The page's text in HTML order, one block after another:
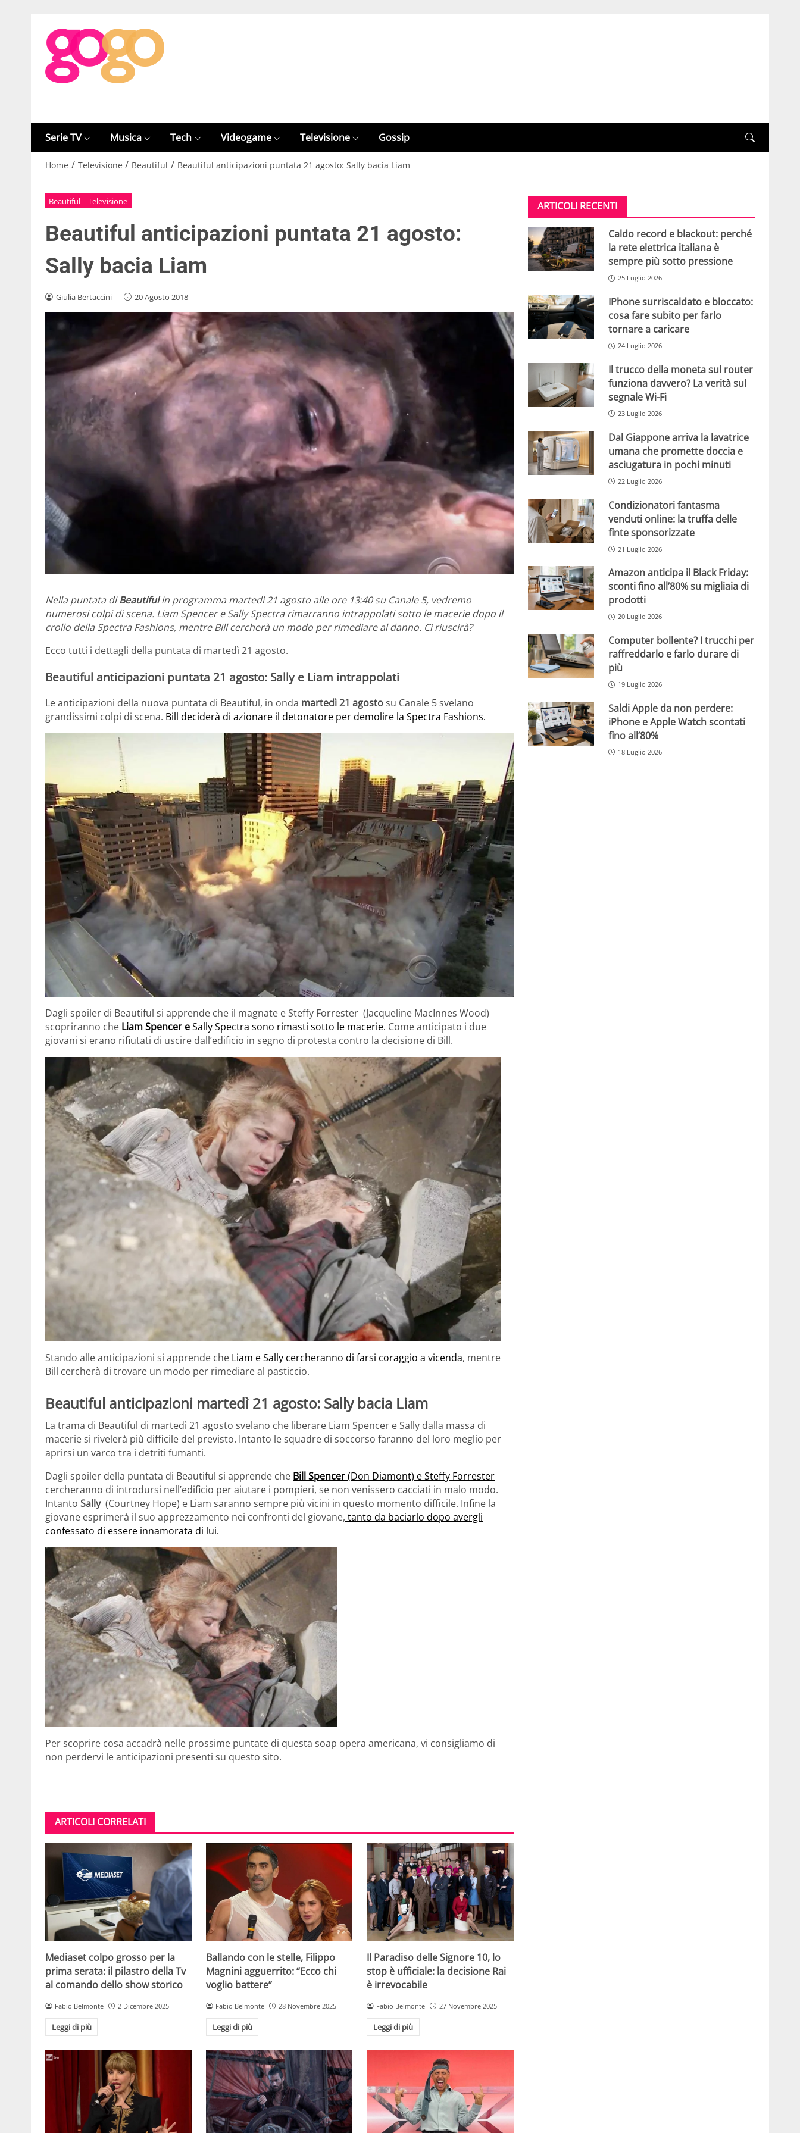
Serie TV Musica Tech Videogame Televisione Gossip
Home / Televisione / Beautiful / Beautiful anticipazioni puntata 21 agosto: Sally bacia Liam
Beautiful Televisione
Beautiful anticipazioni puntata 21 agosto:
Sally bacia Liam
Giulia Bertaccini - 20 Agosto 2018
Nella puntata diBeautifulin programma martedì 21 agosto alle ore 13:40 su Canale 5, vedremo
numerosi colpi di scena. Liam Spencer e Sally Spectra rimarranno intrappolati sotto le macerie dopo il
crollo della Spectra Fashions, mentre Bill cercherà un modo per rimediare al danno. Ci riuscirà?
Ecco tutti i dettagli della puntata di martedì 21 agosto.
Beautiful anticipazioni puntata 21 agosto: Sally e Liam intrappolati
Le anticipazioni della nuova puntata di Beautiful, in onda martedì 21 agostosu Canale 5 svelano
grandissimi colpi di scena. Bill deciderà di azionare il detonatore per demolire la Spectra Fashions.
Dagli spoiler di Beautiful si apprende che il magnate e Steffy Forrester (Jacqueline MacInnes Wood)
scopriranno che Liam Spencer eSally Spectra sono rimasti sotto le macerie. Come anticipato i due
giovani si erano rifiutati di uscire dall’edificio in segno di protesta contro la decisione di Bill.
Stando alle anticipazioni si apprende che Liam e Sally cercheranno di farsi coraggio a vicenda, mentre
Bill cercherà di trovare un modo per rimediare al pasticcio.
Beautiful anticipazioni martedì 21 agosto: Sally bacia Liam
La trama di Beautiful di martedì 21 agosto svelano che liberare Liam Spencer e Sally dalla massa di
macerie si rivelerà più difficile del previsto. Intanto le squadre di soccorso faranno del loro meglio per
aprirsi un varco tra i detriti fumanti.
Dagli spoiler della puntata di Beautiful si apprende che Bill Spencer(Don Diamont) e Steffy Forrester
cercheranno di introdursi nell’edificio per aiutare i pompieri, se non venissero cacciati in malo modo.
Intanto Sally (Courtney Hope) e Liam saranno sempre più vicini in questo momento difficile. Infine la
giovane esprimerà il suo apprezzamento nei confronti del giovane, tanto da baciarlo dopo avergli
confessato di essere innamorata di lui.
Per scoprire cosa accadrà nelle prossime puntate di questa soap opera americana, vi consigliamo di
non perdervi le anticipazioni presenti su questo sito.
ARTICOLI CORRELATI
Mediaset colpo grosso per la
prima serata: il pilastro della Tv
al comando dello show storico
Fabio Belmonte 2 Dicembre 2025
Leggi di più
Ballando con le stelle, Filippo
Magnini agguerrito: “Ecco chi
voglio battere”
Fabio Belmonte 28 Novembre 2025
Leggi di più
Il Paradiso delle Signore 10, lo
stop è ufficiale: la decisione Rai
è irrevocabile
Fabio Belmonte 27 Novembre 2025
Leggi di più
ARTICOLI RECENTI
Caldo record e blackout: perché
la rete elettrica italiana è
sempre più sotto pressione
25 Luglio 2026
IPhone surriscaldato e bloccato:
cosa fare subito per farlo
tornare a caricare
24 Luglio 2026
Il trucco della moneta sul router
funziona davvero? La verità sul
segnale Wi-Fi
23 Luglio 2026
Dal Giappone arriva la lavatrice
umana che promette doccia e
asciugatura in pochi minuti
22 Luglio 2026
Condizionatori fantasma
venduti online: la truffa delle
finte sponsorizzate
21 Luglio 2026
Amazon anticipa il Black Friday:
sconti fino all’80% su migliaia di
prodotti
20 Luglio 2026
Computer bollente? I trucchi per
raffreddarlo e farlo durare di
più
19 Luglio 2026
Saldi Apple da non perdere:
iPhone e Apple Watch scontati
fino all’80%
18 Luglio 2026